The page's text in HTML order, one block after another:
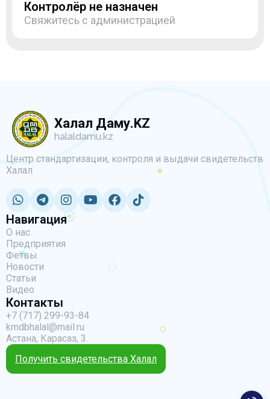
Контролёр не назначен
Свяжитесь с администрацией
Халал Даму.KZ
halaldamu.kz
Центр стандартизации, контроля и выдачи свидетельств
Халал
Навигация
О нас
Предприятия
Фетвы
Новости
Статьи
Видео
Контакты
+7 (717) 299-93-84
kmdbhalal@mail.ru
Астана, Карасаз, 3.
Получить свидетельства Халал